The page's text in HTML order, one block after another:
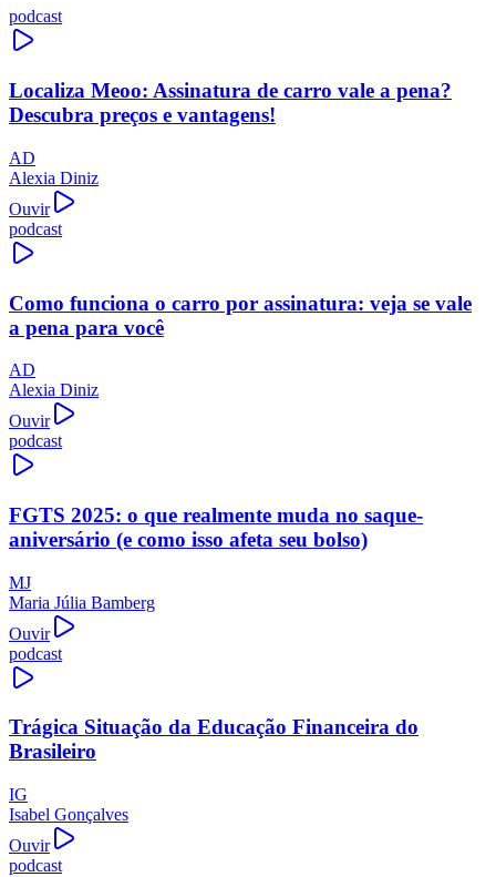
podcast
Localiza Meoo: Assinatura de carro vale a pena?
Descubra preços e vantagens!
AD
Alexia Diniz
Ouvir
podcast
Como funciona o carro por assinatura: veja se vale
a pena para você
AD
Alexia Diniz
Ouvir
podcast
FGTS 2025: o que realmente muda no saque-
aniversário (e como isso afeta seu bolso)
MJ
Maria Júlia Bamberg
Ouvir
podcast
Trágica Situação da Educação Financeira do
Brasileiro
IG
Isabel Gonçalves
Ouvir
podcast